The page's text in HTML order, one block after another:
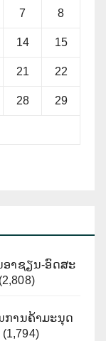
7 8
14 15
21 22
28 29
ອາຊຽນ-ອົດສະ
(2,808)
ການຄ້າມະນຸດ
(1,794)